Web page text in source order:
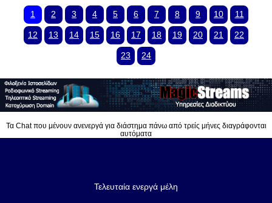
1 2 3 4 5 6 7 8 9 10 11
12 13 14 15 16 17 18 19 20 21 22
23 24
Τα Chat που μένουν ανενεργά για διάστημα πάνω από τρείς μήνες διαγράφονται
αυτόματα
Τελευταία ενεργά μέλη